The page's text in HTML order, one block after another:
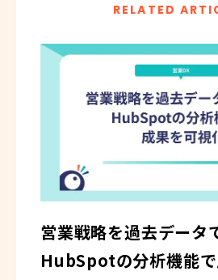
RELATED
営業戦略を過去データ
HubSpotの分析機能